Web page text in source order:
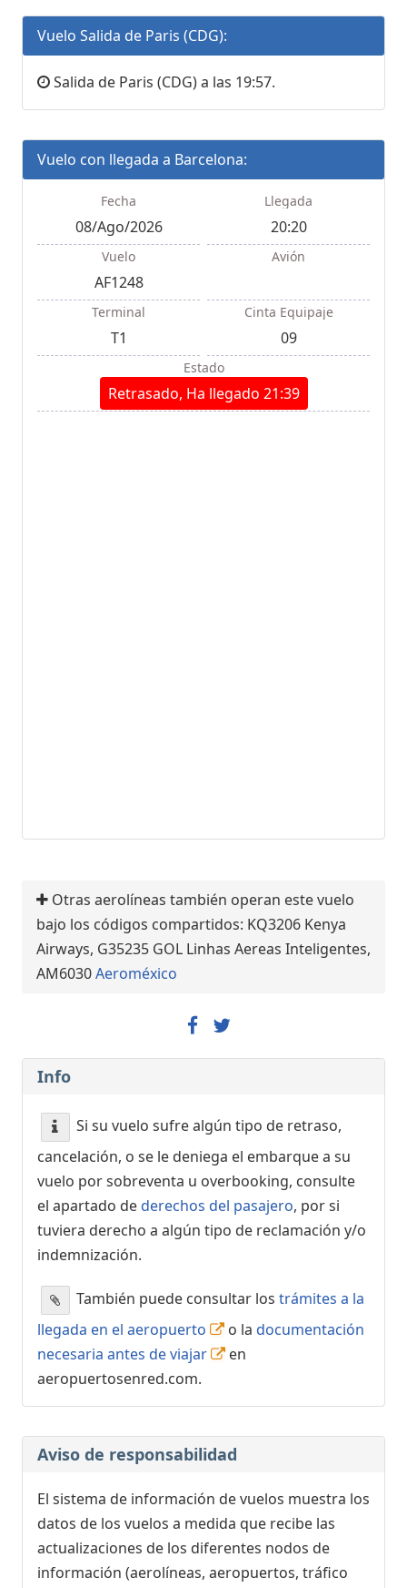
Vuelo Salida de Paris (CDG):
Salida de Paris (CDG) a las 19:57.
Vuelo con llegada a Barcelona:
Fecha
08/Ago/2026
Llegada
20:20
Vuelo
AF1248
Avión
Terminal
T1
Cinta Equipaje
09
Estado
Retrasado, Ha llegado 21:39
Otras aerolíneas también operan este vuelo
bajo los códigos compartidos: KQ3206 Kenya
Airways, G35235 GOL Linhas Aereas Inteligentes,
AM6030Aeroméxico
Info
Si su vuelo sufre algún tipo de retraso,
cancelación, o se le deniega el embarque a su
vuelo por sobreventa u overbooking, consulte
el apartado dederechos del pasajero, por si
tuviera derecho a algún tipo de reclamación y/o
indemnización.
También puede consultar los trámites a la
llegada en el aeropuerto
o la documentación
necesaria antes de viajar
en
aeropuertosenred.com.
Aviso de responsabilidad
El sistema de información de vuelos muestra los
datos de los vuelos a medida que recibe las
actualizaciones de los diferentes nodos de
información (aerolíneas, aeropuertos, tráfico